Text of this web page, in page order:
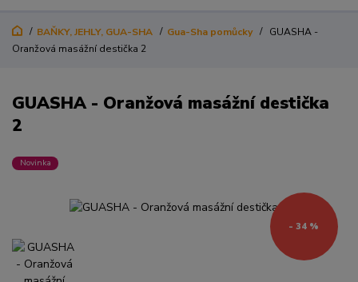
BAŇKY, JEHLY, GUA-SHA Gua-Sha pomůcky
GUASHA -
Oranžová masážní destička 2
GUASHA - Oranžová masážní destička
2
Novinka
- 34 %